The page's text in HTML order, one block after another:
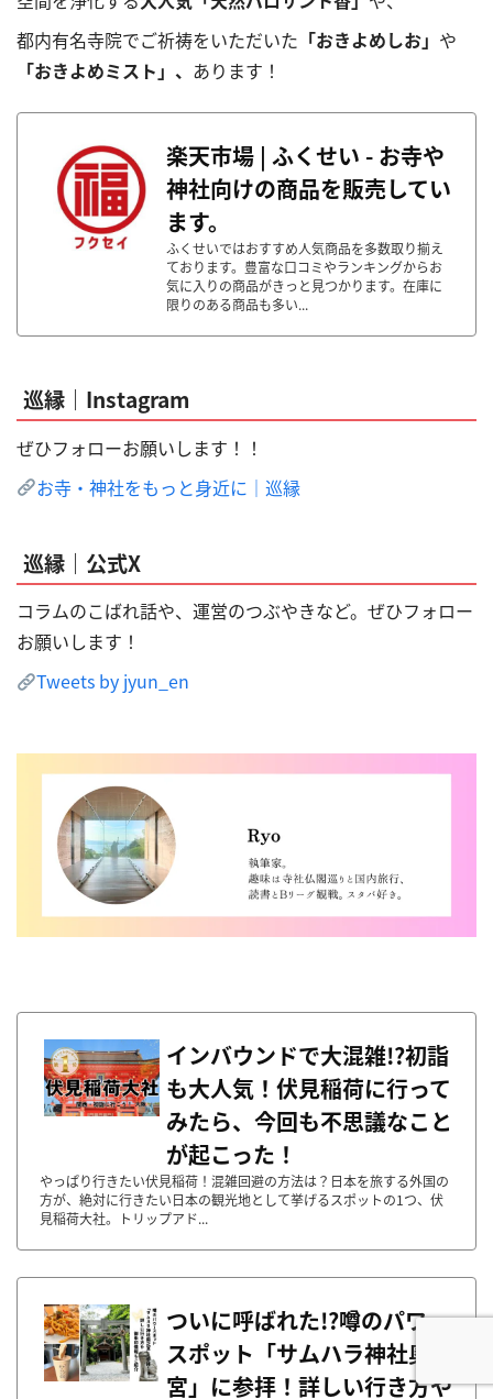
都内有名寺院でご祈祷をいただいた 「おきよめしお」 や
「おきよめミスト」、 あります！
楽天市場 | ふくせい - お寺や
神社向けの商品を販売してい
ます。
ふくせいではおすすめ人気商品を多数取り揃え
ております。豊富な口コミやランキングからお
気に入りの商品がきっと見つかります。在庫に
限りのある商品も多い...
巡縁｜Instagram
ぜひフォローお願いします！！
お寺・神社をもっと身近に｜巡縁
巡縁｜公式X
コラムのこばれ話や、運営のつぶやきなど。ぜひフォロー
お願いします！
Tweets by jyun_en
インバウンドで大混雑!?初詣
も大人気！伏見稲荷に行って
みたら、今回も不思議なこと
が起こった！
やっぱり行きたい伏見稲荷！混雑回避の方法は？日本を旅する外国の
方が、絶対に行きたい日本の観光地として挙げるスポットの1つ、伏
見稲荷大社。トリップアド...
ついに呼ばれた!?噂のパワー
スポット「サムハラ神社奥之
宮」に参拝！詳しい行き方や